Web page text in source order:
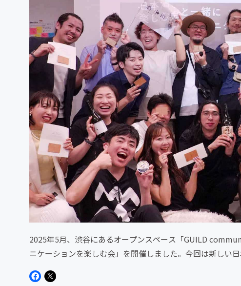
2025年5月、渋谷にあるオープンスペース「GUILD
ニケーションを楽しむ会」を開催しました。今回は新しい